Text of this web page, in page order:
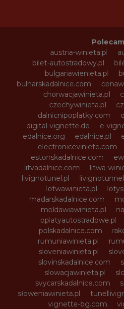
austria-winieta.pl
bilet-autostradowy.pl
bulgariawienieta.pl
bulharskadalnice.com
chorwacjawinieta.pl
czechywinieta.pl
dalnicnipoplatky.com
digital-vignette.de
e-
edalnice.org
edalnice.pl
electroniceviniete.com
estonskadalnice.com
litvadalnice.com
litwa-
livignotunel.pl
lotwawinieta.pl
madarskadalnice.com
moldawiawinieta.pl
oplatyautostradowe.pl
polskadalnice.com
rumuniawinieta.pl
sloveniawinieta.pl
slovinskadalnice.com
slowacjawinieta.pl
svycarskadalnice.com
słoweniawinieta.pl
vignette-bg.com